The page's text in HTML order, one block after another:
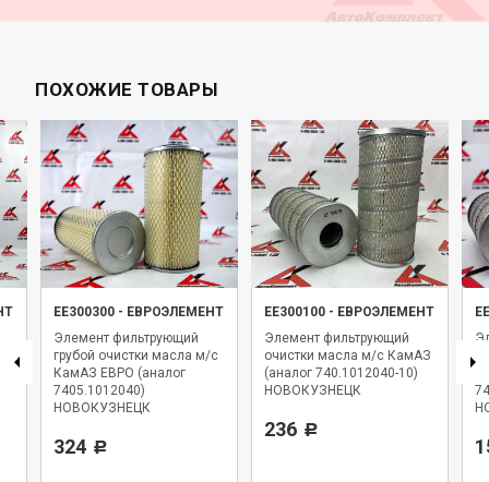
ПОХОЖИЕ ТОВАРЫ
ЕЕ300300 - ЕВРОЭЛЕМЕНТ
Элемент фильтрующий
грубой очистки масла м/с
КамАЗ ЕВРО (аналог
7405.1012040)
НОВОКУЗНЕЦК
324 Р
ЕЕ300100 - ЕВРОЭЛЕМЕНТ
Элемент фильтрующий
очистки масла м/с КамАЗ
(аналог 740.1012040-10)
НОВОКУЗНЕЦК
236 Р